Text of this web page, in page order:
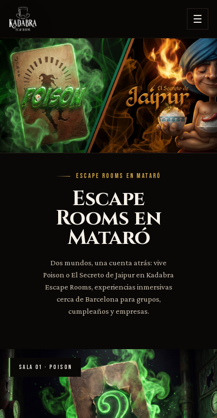
☰
ESCAPE ROOMS EN MATARÓ
Escape
Rooms en
Mataró
Dos mundos, una cuenta atrás: vive
Poison o El Secreto de Jaipur en Kadabra
Escape Rooms, experiencias inmersivas
cerca de Barcelona para grupos,
cumpleaños y empresas.
SALA 01 · POISON